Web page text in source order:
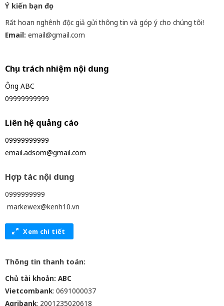
Ý kiến bạn đọc
Rất hoan nghênh độc giả gửi thông tin và góp ý cho chúng tôi!
Email: email@gmail.com
Chịu trách nhiệm nội dung
Ông ABC
09999999999
Liên hệ quảng cáo
09999999999
email.adsom@gmail.com
Hợp tác nội dung
0999999999
markewex@kenh10.vn
Xem chi tiết
Thông tin thanh toán:
Chủ tài khoản: ABC
Vietcombank: 0691000037
Agribank: 2001235020618